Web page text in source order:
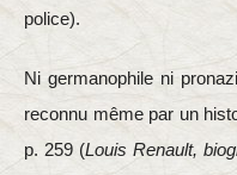
police).
Ni germanophile ni
reconnu même par un
p. 259 (Louis Renault,